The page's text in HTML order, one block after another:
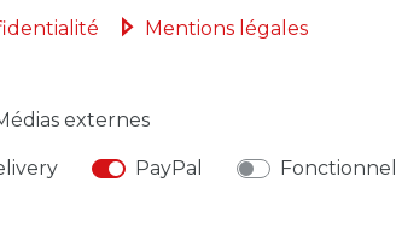
DE L'UE FABRICANT
Mentions légales
externes
PayPal Fonctionnel